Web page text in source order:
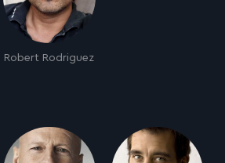
Robert Rodriguez